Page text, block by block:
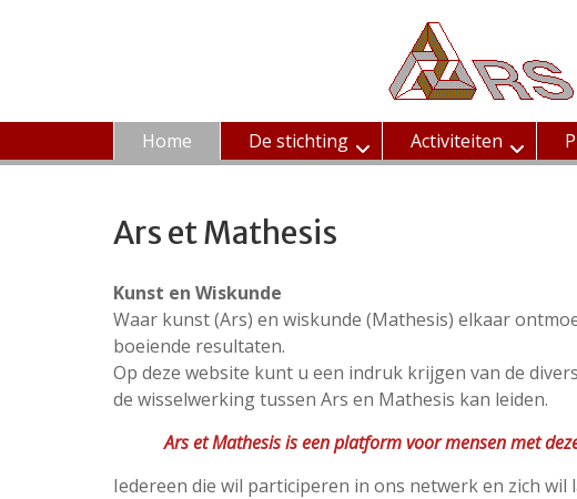
Home De stichting Activiteiten
Ars et Mathesis
Kunst en Wiskunde
Waar kunst (Ars) en wiskunde (Mathesis) elkaar
boeiende resultaten.
Op deze website kunt u een indruk krijgen van de
de wisselwerking tussen Ars en Mathesis kan leiden.
Ars et Mathesis is een platform voor mensen met
Iedereen die wil participeren in ons netwerk en zich wil